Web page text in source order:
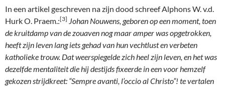
In een artikel geschreven na zijn dood schreef Alphons W. v.d.
Hurk O. Praem.:[3] Johan Nouwens, geboren op een moment, toen
de kruitdamp van de zouaven nog maar amper was opgetrokken,
heeft zijn leven lang iets gehad van hun vechtlust en verbeten
katholieke trouw. Dat weerspiegelde zich heel zijn leven, en het was
dezelfde mentaliteit die hij destijds fixeerde in een voor hemzelf
gekozen strijdkreet: “Sempre avanti, l’occio al Christo”! te vertalen